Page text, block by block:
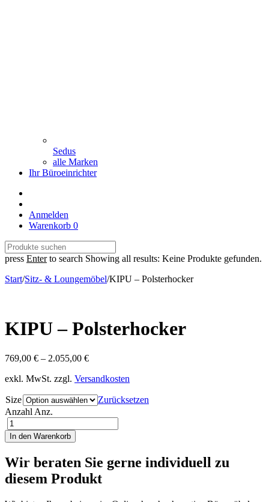
Sedus
alle Marken
Ihr Büroeinrichter
Anmelden
Warenkorb 0
press Enterto search Showing all results: Keine Produkte gefunden.
Start/Sitz- & Loungemöbel/KIPU – Polsterhocker
KIPU – Polsterhocker
769,00 € – 2.055,00 €
exkl. MwSt. zzgl. Versandkosten
Size
Zurücksetzen
Anzahl Anz.
In den Warenkorb
Wir beraten Sie gerne individuell zu
diesem Produkt